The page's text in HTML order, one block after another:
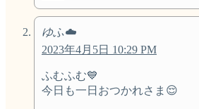
ゆふ☁️
2023年4月5日 10:29 PM
ふむふむ💙
今日も一日おつかれさま😌